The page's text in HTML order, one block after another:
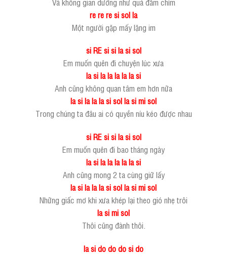
re re re si sol la
Một người gặp mấy lặng im
si RE si si la si sol
Em muốn quên đi chuyện lúc xưa
la si la la la la la si
Anh cũng không quan tâm em hơn nữa
la si la la la si sol la si mi sol
Trong chúng ta đâu ai có quyền níu kéo được nhau
si RE si si la si sol
Em muốn quên đi bao tháng ngày
la si la la la la la si
Anh cũng mong 2 ta cùng giữ lấy
la si la la la si sol la si mi sol
Những giấc mơ khi xưa khép lại theo gió nhẹ trôi
la si mi sol
Thôi cũng đành thôi.
la si do do do si do